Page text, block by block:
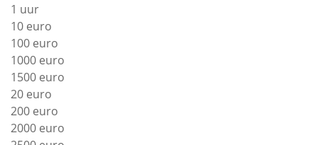
1 uur
10 euro
100 euro
1000 euro
1500 euro
20 euro
200 euro
2000 euro